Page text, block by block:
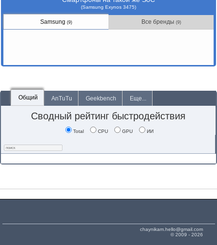
(Samsung Exynos 3475)
Samsung (9) Все бренды (9)
Общий AnTuTu Geekbench Еще...
Сводный рейтинг быстродействия
Total CPU GPU ИИ
chaynikam.hello@gmail.com
© 2009 - 2026